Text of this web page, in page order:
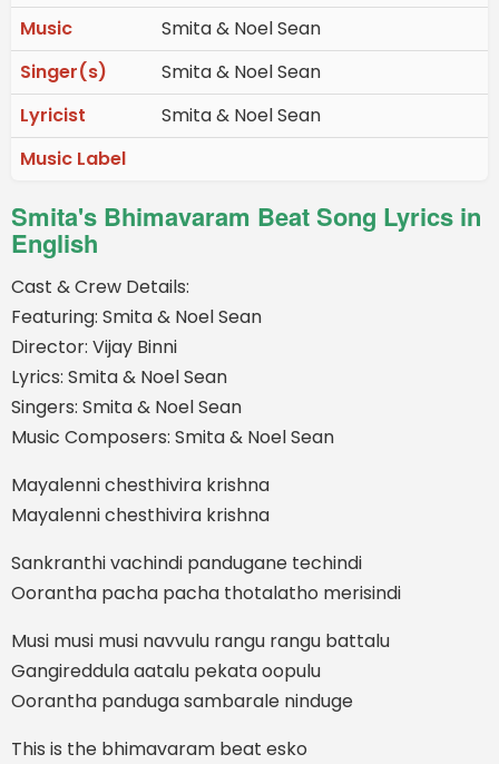
Music
Smita & Noel Sean
Singer(s)
Smita & Noel Sean
Lyricist
Smita & Noel Sean
Music Label
Smita's Bhimavaram Beat Song Lyrics in
English
Cast & Crew Details:
Featuring: Smita & Noel Sean
Director: Vijay Binni
Lyrics: Smita & Noel Sean
Singers: Smita & Noel Sean
Music Composers: Smita & Noel Sean
Mayalenni chesthivira krishna
Mayalenni chesthivira krishna
Sankranthi vachindi pandugane techindi
Oorantha pacha pacha thotalatho merisindi
Musi musi musi navvulu rangu rangu battalu
Gangireddula aatalu pekata oopulu
Oorantha panduga sambarale ninduge
This is the bhimavaram beat esko